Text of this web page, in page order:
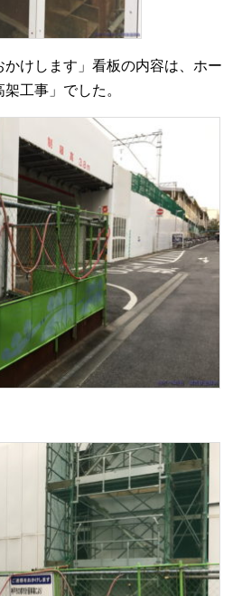
けします」看板の内容は、ホー
工事」でした。